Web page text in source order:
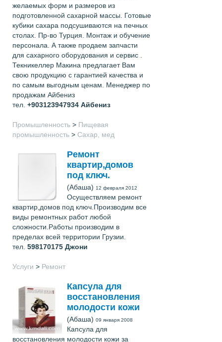
желаемых форм и размеров из
подготовленной сахарной массы. Готовые
кубики сахара подсушиваются на печных
столах. Пр-во Турция. Монтаж и обучение
персонала. А также продаем запчасти
для сахарного оборудования и сервис .
Текникеллер Макина предлагает Вам
свою продукцию с гарантией качества и
по самым выгодным ценам. Менеджер по
продажам Айбениз
тел. +903123947934 Айбениз
Промышленность > Пищевая
промышленность > Сахар, мед
Ремонт
квартир,домов
под ключ.
(Абаша) 12 февраля 2012
Осуществляем ремонт
квартир,домов под ключ.Производим все
виды ремонтных работ любой
сложности.Работы производим в
пределах всей территории Грузии.
тел. 598170175 Джони
Услуги > Ремонт
Капсула для
восстановления
молодости кожи
(Абаша) 09 января 2008
Капсула для
восстановления молодости кожи за